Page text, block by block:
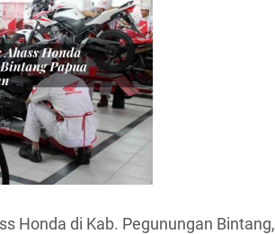
Honda di Kab. Pegunungan Bintang,